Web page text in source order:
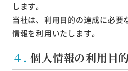
します。
当社は、利用目的の達成に必要
情報を利用いたします。
４. 個人情報の利用目